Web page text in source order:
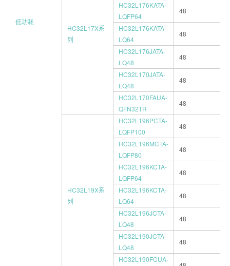
低功耗
HC32L17X系
列
HC32L176KATA-
LQFP64
48
HC32L176KATA-
LQ64
48
HC32L176JATA-
LQ48
48
HC32L170JATA-
LQ48
48
HC32L170FAUA-
QFN32TR
48
HC32L19X系
列
HC32L196PCTA-
LQFP100
48
HC32L196MCTA-
LQFP80
48
HC32L196KCTA-
LQFP64
48
HC32L196KCTA-
LQ64
48
HC32L196JCTA-
LQ48
48
HC32L190JCTA-
LQ48
48
HC32L190FCUA-